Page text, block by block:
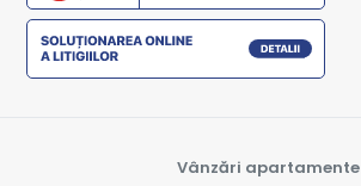
Vânzări apartamente